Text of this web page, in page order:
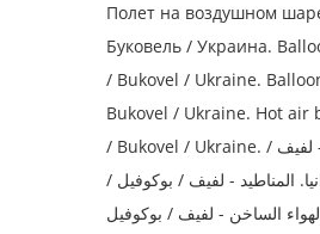
Полет на воздушном
Буковель / Украина.
/ Bukovel / Ukraine.
Bukovel / Ukraine. Hot air
/ Bukovel / Ukraine. رحلة المنطاد - لفيف /
المناطيد - لفيف / بوكوفيل /
الساخن - لفيف / بوكوفيل